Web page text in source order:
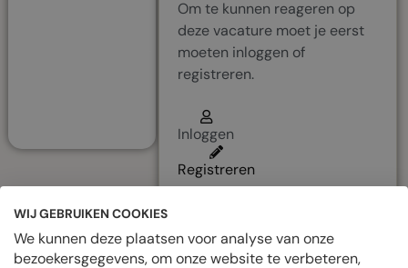
This
Om te kunnen reageren op
deze vacature moet je eerst
moeten inloggen of
registreren.
Inloggen
Registreren
WIJ GEBRUIKEN COOKIES
We kunnen deze plaatsen voor analyse van onze
bezoekersgegevens, om onze website te verbeteren,